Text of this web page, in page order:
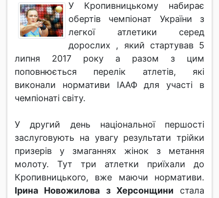
У Кропивницькому набирає
обертів чемпіонат України з
легкої атлетики серед
дорослих , який стартував 5
липня 2017 року а разом з цим
поповнюється перелік атлетів, які
виконали нормативи ІААФ для участі в
чемпіонаті світу.
У другий день національної першості
заслуговують на увагу результати трійки
призерів у змаганнях жінок з метання
молоту. Тут три атлетки приїхали до
Кропивницького, вже маючи нормативи.
Ірина Новожилова з Херсонщини стала